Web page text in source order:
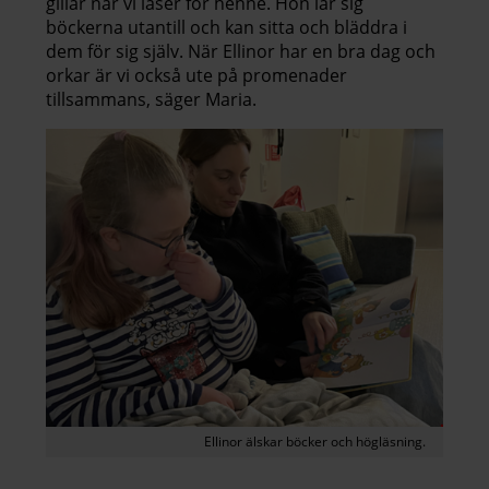
böckerna utantill och kan sitta och bläddra i
dem för sig själv. När Ellinor har en bra dag och
orkar är vi också ute på promenader
tillsammans, säger Maria.
Ellinor älskar böcker och högläsning.